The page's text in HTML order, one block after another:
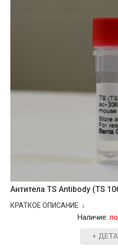
Антитела TS Antibody (TS
КРАТКОЕ ОПИСАНИЕ ↓
Наличие:
+